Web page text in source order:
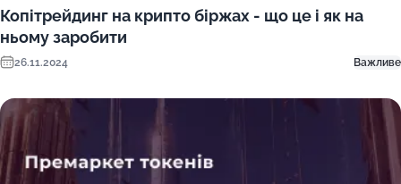
Копітрейдинг на крипто біржах - що це і як на
ньому заробити
26.11.2024 Важливе